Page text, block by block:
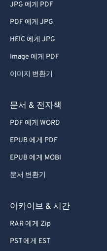
JPG 에게 PDF
PDF 에게 JPG
HEIC 에게 JPG
Image 에게 PDF
이미지 변환기
문서 & 전자책
PDF 에게 WORD
EPUB 에게 PDF
EPUB 에게 MOBI
문서 변환기
아카이브 & 시간
RAR 에게 Zip
PST 에게 EST